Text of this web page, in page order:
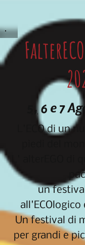
5,6 e 7
L'ECO di un
piedi del
L' alterEGO di
un
all'ECOlogico
Un festival di
per grandi e